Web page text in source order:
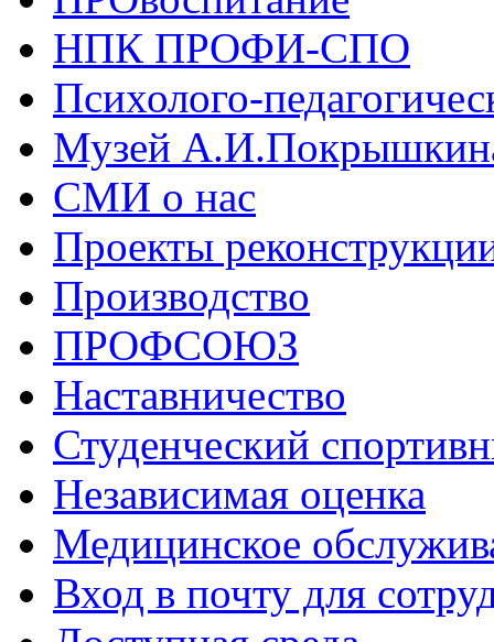
НПК ПРОФИ-СПО
Психолого-
Музей
СМИ о нас
Проекты
Производство
ПРОФСОЮЗ
Наставничество
Студенческий
Независимая оценка
Медицинское
Вход в почту для